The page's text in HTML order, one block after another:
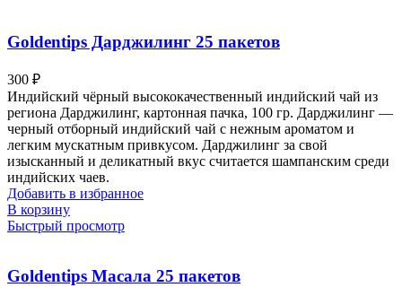
Goldentips Дарджилинг 25 пакетов
300 ₽
Индийский чёрный высококачественный индийский чай из
региона Дарджилинг, картонная пачка, 100 гр. Дарджилинг —
черный отборный индийский чай с нежным ароматом и
легким мускатным привкусом. Дарджилинг за свой
изысканный и деликатный вкус считается шампанским среди
индийских чаев.
Добавить в избранное
В корзину
Быстрый просмотр
Goldentips Масала 25 пакетов